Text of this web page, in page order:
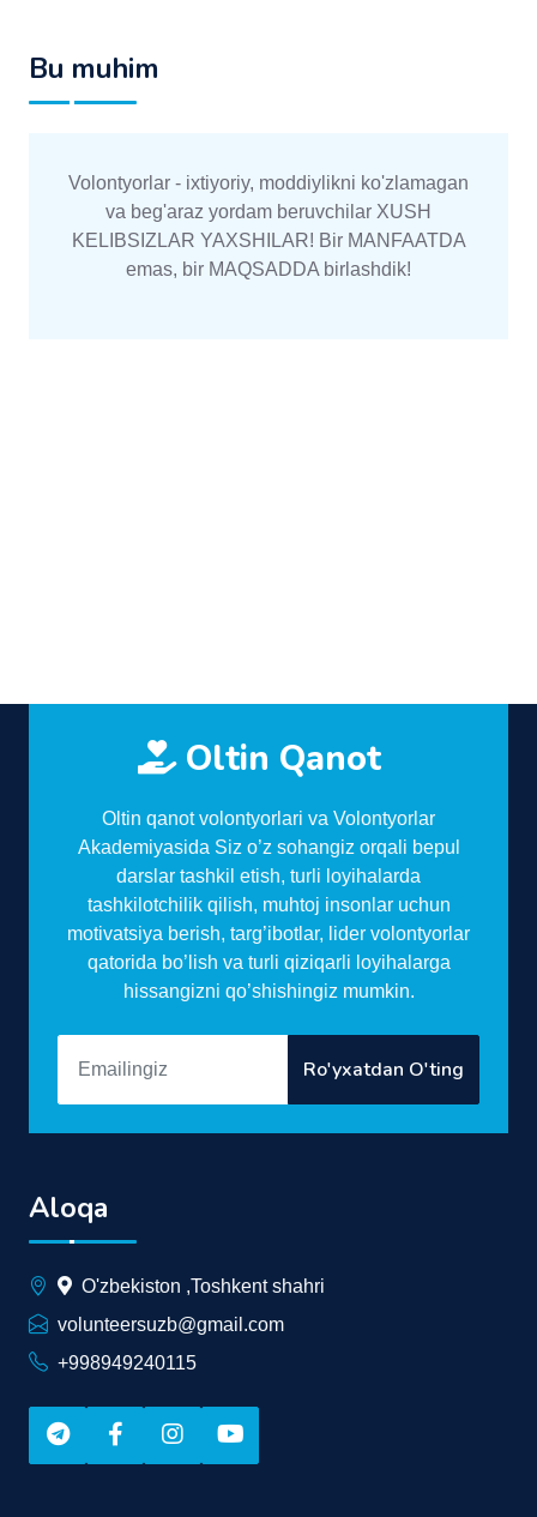
Bu muhim
Volontyorlar - ixtiyoriy, moddiylikni ko'zlamagan
va beg'araz yordam beruvchilar XUSH
KELIBSIZLAR YAXSHILAR! Bir MANFAATDA
emas, bir MAQSADDA birlashdik!
Oltin Qanot
Oltin qanot volontyorlari va Volontyorlar
Akademiyasida Siz o’z sohangiz orqali bepul
darslar tashkil etish, turli loyihalarda
tashkilotchilik qilish, muhtoj insonlar uchun
motivatsiya berish, targ’ibotlar, lider volontyorlar
qatorida bo’lish va turli qiziqarli loyihalarga
hissangizni qo’shishingiz mumkin.
Ro'yxatdan O'ting
Aloqa
O'zbekiston ,Toshkent shahri
volunteersuzb@gmail.com
+998949240115